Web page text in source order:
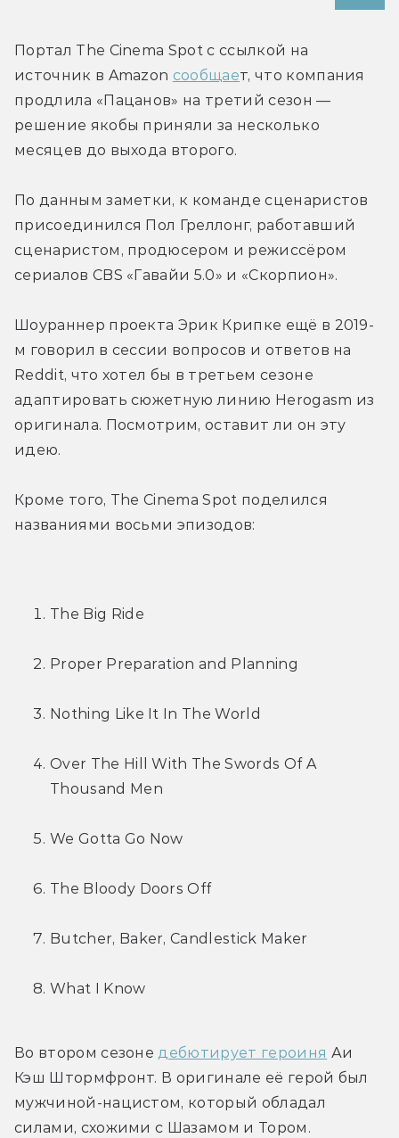
Портал The Cinema Spot с ссылкой на
источник в Amazon сообщает, что компания
продлила «Пацанов» на третий сезон —
решение якобы приняли за несколько
месяцев до выхода второго.
По данным заметки, к команде сценаристов
присоединился Пол Греллонг, работавший
сценаристом, продюсером и режиссёром
сериалов CBS «Гавайи 5.0» и «Скорпион».
Шоураннер проекта Эрик Крипке ещё в 2019-
м говорил в сессии вопросов и ответов на
Reddit, что хотел бы в третьем сезоне
адаптировать сюжетную линию Herogasm из
оригинала. Посмотрим, оставит ли он эту
идею.
Кроме того, The Cinema Spot поделился
названиями восьми эпизодов:
The Big Ride
Proper Preparation and Planning
Nothing Like It In The World
Over The Hill With The Swords Of A
Thousand Men
We Gotta Go Now
The Bloody Doors Off
Butcher, Baker, Candlestick Maker
What I Know
Во втором сезоне дебютирует героиня Аи
Кэш Штормфронт. В оригинале её герой был
мужчиной-нацистом, который обладал
силами, схожими с Шазамом и Тором.